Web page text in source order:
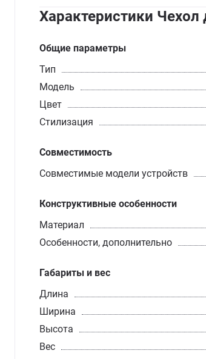
Характеристики Чехол
Общие параметры
Тип
Модель
Цвет
Стилизация
Совместимость
Совместимые модели устройств
Конструктивные особенности
Материал
Особенности, дополнительно
Габариты и вес
Длина
Ширина
Высота
Вес